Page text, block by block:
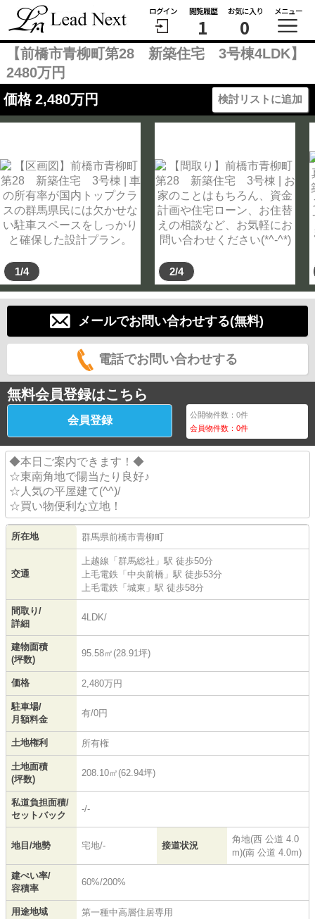
ログイン 閲覧履歴
1
お気に入り
0
メニュー
【前橋市青柳町第28 新築住宅 3号棟4LDK】
2480万円
価格 2,480万円 検討リストに追加
1/4 2/4
メールでお問い合わせする(無料)
電話でお問い合わせする
無料会員登録はこちら
会員登録 公開物件数：0件
会員物件数：0件
◆本日ご案内できます！◆
☆東南角地で陽当たり良好♪
☆人気の平屋建て(^^)/
☆買い物便利な立地！
所在地 群馬県前橋市青柳町
交通
上越線 「 群馬総社 」駅 徒歩50分
上毛電鉄 「 中央前橋 」駅 徒歩53分
上毛電鉄 「 城東 」駅 徒歩58分
間取り/
詳細
4LDK/
建物面積
(坪数)
95.58㎡(28.91坪)
価格 2,480万円
駐車場/
月額料金
有/0円
土地権利 所有権
土地面積
(坪数)
208.10㎡(62.94坪)
私道負担面積/
セットバック
-/-
地目/地勢 宅地/- 接道状況
角地(西 公道 4.0
m)(南 公道 4.0m)
建ぺい率/
容積率
60%/200%
用途地域 第一種中高層住居専用